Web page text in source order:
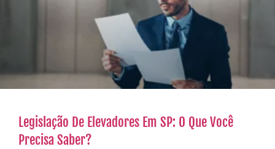
Legislação De Elevadores Em SP: O Que Você
Precisa Saber?